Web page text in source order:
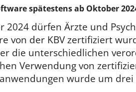
spätestens ab Oktober
2024 dürfen Ärzte und
von der KBV zertifiziert
die unterschiedlichen
Verwendung von
wurde um